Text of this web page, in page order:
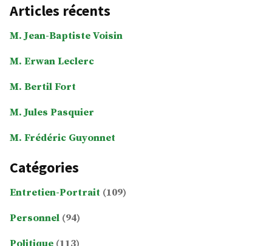
Articles récents
M. Jean-Baptiste Voisin
M. Erwan Leclerc
M. Bertil Fort
M. Jules Pasquier
M. Frédéric Guyonnet
Catégories
Entretien-Portrait (109)
Personnel (94)